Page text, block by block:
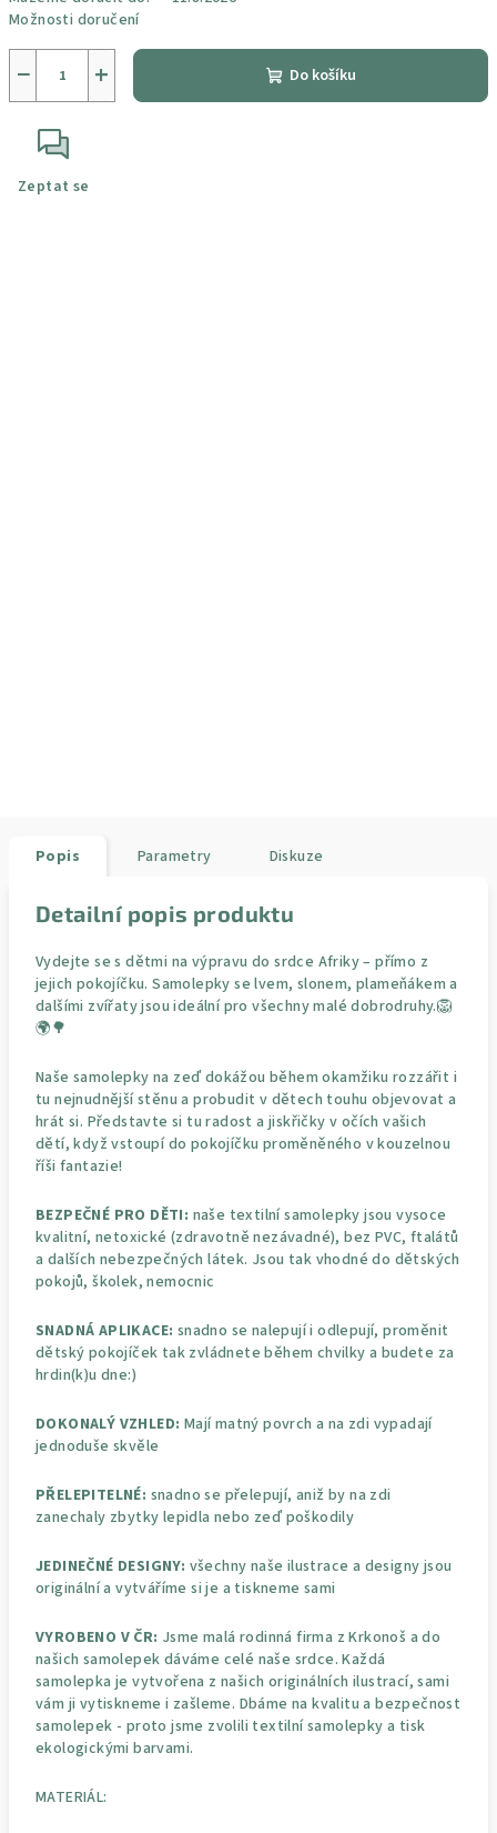
Možnosti doručení
+
− Do košíku
Zeptat se
Popis Parametry Diskuze
Detailní popis produktu
Vydejte se s dětmi na výpravu do srdce Afriky – přímo z
jejich pokojíčku. Samolepky se lvem, slonem, plameňákem a
dalšími zvířaty jsou ideální pro všechny malé dobrodruhy.🦁
🌍🌳
Naše samolepky na zeď dokážou během okamžiku rozzářit i
tu nejnudnější stěnu a probudit v dětech touhu objevovat a
hrát si. Představte si tu radost a jiskřičky v očích vašich
dětí, když vstoupí do pokojíčku proměněného v kouzelnou
říši fantazie!
BEZPEČNÉ PRO DĚTI: naše textilní samolepky jsou vysoce
kvalitní, netoxické (zdravotně nezávadné), bez PVC, ftalátů
a dalších nebezpečných látek. Jsou tak vhodné do dětských
pokojů, školek, nemocnic
SNADNÁ APLIKACE: snadno se nalepují i odlepují, proměnit
dětský pokojíček tak zvládnete během chvilky a budete za
hrdin(k)u dne:)
DOKONALÝ VZHLED: Mají matný povrch a na zdi vypadají
jednoduše skvěle
PŘELEPITELNÉ: snadno se přelepují, aniž by na zdi
zanechaly zbytky lepidla nebo zeď poškodily
JEDINEČNÉ DESIGNY: všechny naše ilustrace a designy jsou
originální a vytváříme si je a tiskneme sami
VYROBENO V ČR: Jsme malá rodinná firma z Krkonoš a do
našich samolepek dáváme celé naše srdce. Každá
samolepka je vytvořena z našich originálních ilustrací, sami
vám ji vytiskneme i zašleme. Dbáme na kvalitu a bezpečnost
samolepek - proto jsme zvolili textilní samolepky a tisk
ekologickými barvami.
MATERIÁL: